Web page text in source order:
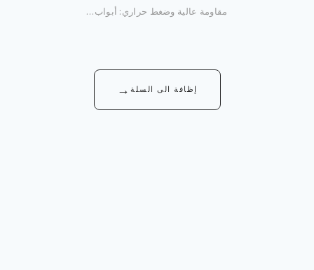
مقاومة عالية وضغط حراري: أبواب…
إظافة الى السلة →